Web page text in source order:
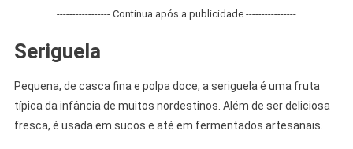
----------------- Continua após a publicidade ----------------
Seriguela
Pequena, de casca fina e polpa doce, a seriguela é uma fruta
típica da infância de muitos nordestinos. Além de ser deliciosa
fresca, é usada em sucos e até em fermentados artesanais.